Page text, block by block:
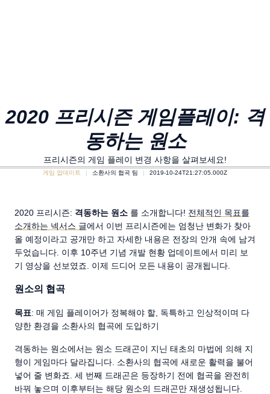
2020 프리시즌 게임플레이: 격
동하는 원소
프리시즌의 게임 플레이 변경 사항을 살펴보세요!
게임 업데이트 소환사의 협곡 팀 2019-10-24T21:27:05.000Z
2020 프리시즌: 격동하는 원소 를 소개합니다! 전체적인 목표를
소개하는 넥서스 글에서 이번 프리시즌에는 엄청난 변화가 찾아
올 예정이라고 공개만 하고 자세한 내용은 전장의 안개 속에 남겨
두었습니다. 이후 10주년 기념 개발 현황 업데이트에서 미리 보
기 영상을 선보였죠. 이제 드디어 모든 내용이 공개됩니다.
원소의 협곡
목표: 매 게임 플레이어가 정복해야 할, 독특하고 인상적이며 다
양한 환경을 소환사의 협곡에 도입하기
격동하는 원소에서는 원소 드래곤이 지닌 태초의 마법에 의해 지
형이 게임마다 달라집니다. 소환사의 협곡에 새로운 활력을 불어
넣어 줄 변화죠. 세 번째 드래곤은 등장하기 전에 협곡을 완전히
바꿔 놓으며 이후부터는 해당 원소의 드래곤만 재생성됩니다.